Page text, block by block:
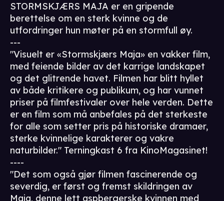
STORMSKJÆRS MAJA er en gripende
berettelse om en sterk kvinne og de
utfordringer hun møter på en stormfull øy.
---
"Visuelt er «Stormskjærs Maja» en vakker film,
med feiende bilder av det karrige landskapet
og det glitrende havet. Filmen har blitt hyllet
av både kritikere og publikum, og har vunnet
priser på filmfestivaler over hele verden. Dette
er en film som må anbefales på det sterkeste
for alle som setter pris på historiske dramaer,
sterke kvinnelige karakterer og vakre
naturbilder." Terningkast 6 fra KinoMagasinet!
----
"Det som også gjør filmen fascinerende og
severdig, er først og fremst skildringen av
Maja, denne lett aspbergerske kvinnen med